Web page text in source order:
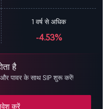
1 वर्ष से अधिक
-4.53%
है
और पावर के साथ SIP शुरू करें!
करें